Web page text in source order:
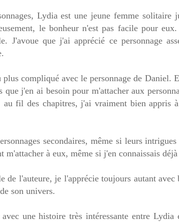
Lydia est une jeune femme solitaire
le bonheur n'est pas facile pour
J'avoue que j'ai apprécié ce personnage
plus compliqué avec le personnage de Daniel.
j'en ai besoin pour m'attacher aux
au fil des chapitres, j'ai vraiment bien appris
secondaires, même si leurs
m'attacher à eux, même si j'en connaissais déjà
de l'auteure, je l'apprécie toujours autant
son univers.
une histoire très intéressante entre